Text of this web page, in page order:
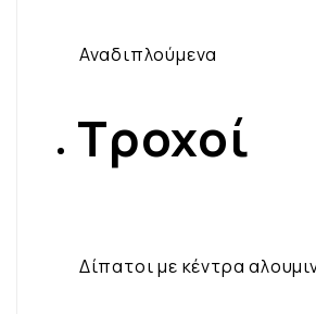
​ Αναδιπλούμενα
Τροχοί
Δίπατοι με κέντρα